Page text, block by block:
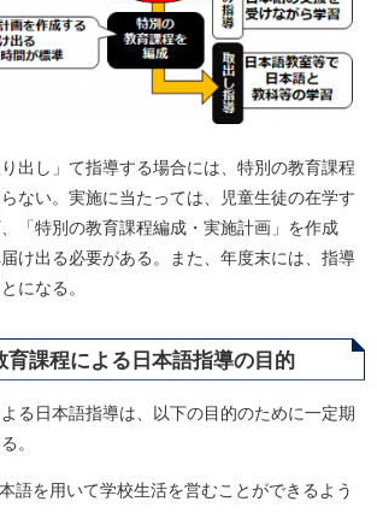
出し」て指導する場合には、特別の教育課程
ない。実施に当たっては、児童生徒の在学す
「特別の教育課程編成・実施計画」を作成
け出る必要がある。また、年度末には、指導
になる。
育課程による日本語指導の目的
る日本語指導は、以下の目的のために一定期
。
語を用いて学校生活を営むことができるよう